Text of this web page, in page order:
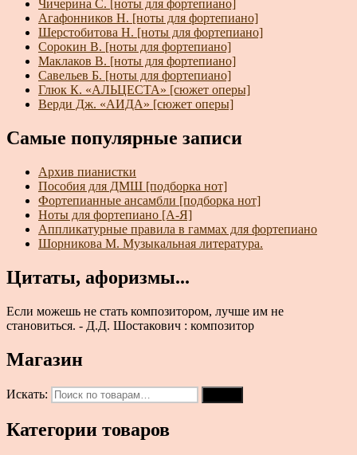
Чичерина С. [ноты для фортепиано]
Агафонников Н. [ноты для фортепиано]
Шерстобитова Н. [ноты для фортепиано]
Сорокин В. [ноты для фортепиано]
Маклаков В. [ноты для фортепиано]
Савельев Б. [ноты для фортепиано]
Глюк К. «АЛЬЦЕСТА» [сюжет оперы]
Верди Дж. «АИДА» [сюжет оперы]
Самые популярные записи
Архив пианистки
Пособия для ДМШ [подборка нот]
Фортепианные ансамбли [подборка нот]
Ноты для фортепиано [А-Я]
Аппликатурные правила в гаммах для фортепиано
Шорникова М. Музыкальная литература.
Цитаты, афоризмы...
Если можешь не стать композитором, лучше им не
становиться. - Д.Д. Шостакович : композитор
Магазин
Искать:
Категории товаров